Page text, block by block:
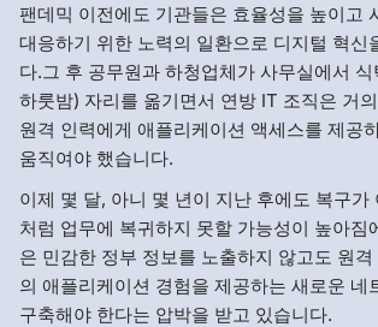
팬데믹 이전에도 기관들은 효율성을 높이고
대응하기 위한 노력의 일환으로 디지털 혁신
다.그 후 공무원과 하청업체가 사무실에서
하룻밤) 자리를 옮기면서 연방 IT 조직은 거
원격 인력에게 애플리케이션 액세스를 제공
움직여야 했습니다.
이제 몇 달, 아니 몇 년이 지난 후에도 복구가
처럼 업무에 복귀하지 못할 가능성이 높아짐
은 민감한 정부 정보를 노출하지 않고도 원
의 애플리케이션 경험을 제공하는 새로운 네
구축해야 한다는 압박을 받고 있습니다.